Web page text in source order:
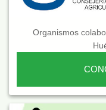
Organismos